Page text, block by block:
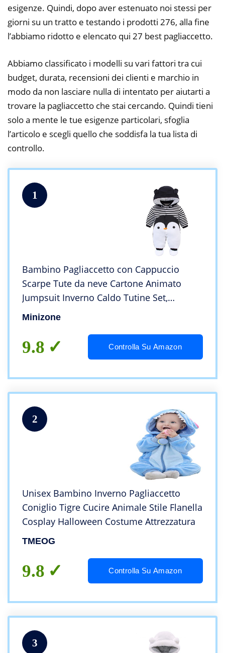
esigenze. Quindi, dopo aver estenuato noi stessi per
giorni su un tratto e testando i prodotti 276, alla fine
l’abbiamo ridotto e elencato qui 27 best pagliaccetto.
Abbiamo classificato i modelli su vari fattori tra cui
budget, durata, recensioni dei clienti e marchio in
modo da non lasciare nulla di intentato per aiutarti a
trovare la pagliaccetto che stai cercando. Quindi tieni
solo a mente le tue esigenze particolari, sfoglia
l’articolo e scegli quello che soddisfa la tua lista di
controllo.
1
Bambino Pagliaccetto con Cappuccio
Scarpe Tute da neve Cartone Animato
Jumpsuit Inverno Caldo Tutine Set,
Pinguino 3-6 Mesi
Minizone
9.8 Controlla Su Amazon
2
Unisex Bambino Inverno Pagliaccetto
Coniglio Tigre Cucire Animale Stile Flanella
Cosplay Halloween Costume Attrezzatura
TMEOG
9.8 Controlla Su Amazon
3